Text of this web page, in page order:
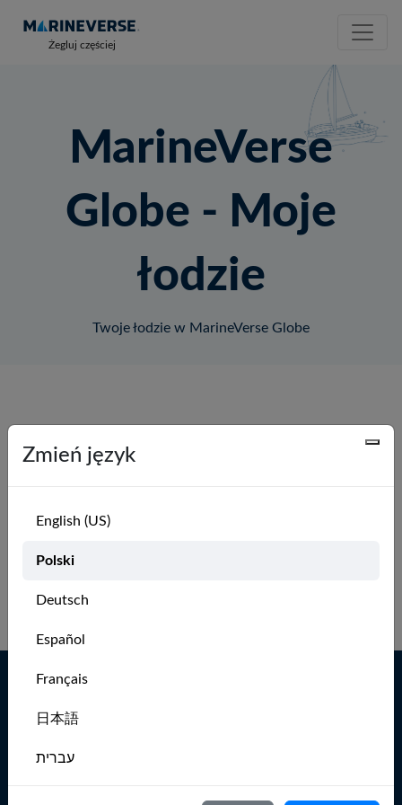
Żegluj częściej
MarineVerse
Globe - Moje
łodzie
Twoje łodzie w MarineVerse Globe
Zaloguj się, aby
zobaczyć swoje łodzie
Zalogować
Strona główna
Start - Sposoby na
Zmień język
English (US)
Polski
Deutsch
Español
Français
日本語
עברית